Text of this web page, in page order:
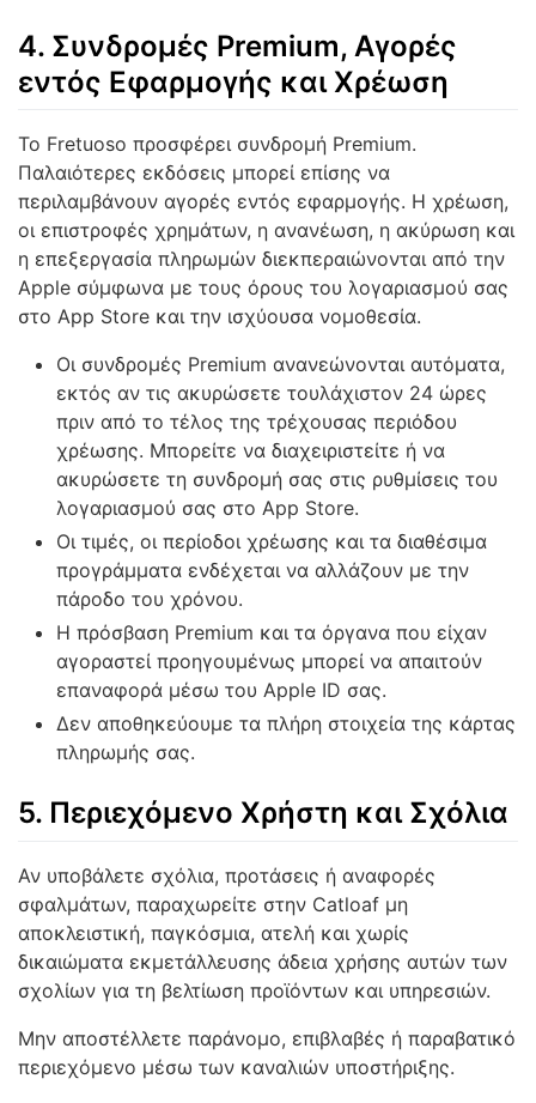
4. Συνδρομές Premium, Αγορές
εντός Εφαρμογής και Χρέωση
Το Fretuoso προσφέρει συνδρομή Premium.
Παλαιότερες εκδόσεις μπορεί επίσης να
περιλαμβάνουν αγορές εντός εφαρμογής. Η χρέωση,
οι επιστροφές χρημάτων, η ανανέωση, η ακύρωση και
η επεξεργασία πληρωμών διεκπεραιώνονται από την
Apple σύμφωνα με τους όρους του λογαριασμού σας
στο App Store και την ισχύουσα νομοθεσία.
Οι συνδρομές Premium ανανεώνονται αυτόματα,
εκτός αν τις ακυρώσετε τουλάχιστον 24 ώρες
πριν από το τέλος της τρέχουσας περιόδου
χρέωσης. Μπορείτε να διαχειριστείτε ή να
ακυρώσετε τη συνδρομή σας στις ρυθμίσεις του
λογαριασμού σας στο App Store.
Οι τιμές, οι περίοδοι χρέωσης και τα διαθέσιμα
προγράμματα ενδέχεται να αλλάζουν με την
πάροδο του χρόνου.
Η πρόσβαση Premium και τα όργανα που είχαν
αγοραστεί προηγουμένως μπορεί να απαιτούν
επαναφορά μέσω του Apple ID σας.
Δεν αποθηκεύουμε τα πλήρη στοιχεία της κάρτας
πληρωμής σας.
5. Περιεχόμενο Χρήστη και Σχόλια
Αν υποβάλετε σχόλια, προτάσεις ή αναφορές
σφαλμάτων, παραχωρείτε στην Catloaf μη
αποκλειστική, παγκόσμια, ατελή και χωρίς
δικαιώματα εκμετάλλευσης άδεια χρήσης αυτών των
σχολίων για τη βελτίωση προϊόντων και υπηρεσιών.
Μην αποστέλλετε παράνομο, επιβλαβές ή παραβατικό
περιεχόμενο μέσω των καναλιών υποστήριξης.